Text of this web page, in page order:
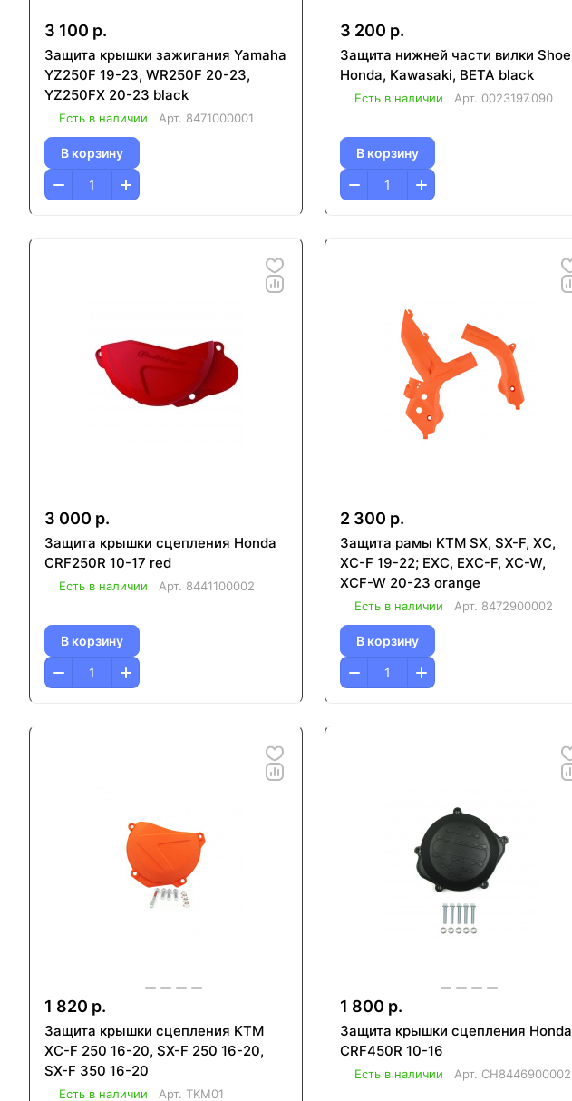
3 100 р.
Защита крышки зажигания Yamaha
YZ250F 19-23, WR250F 20-23,
YZ250FX 20-23 black
Есть в наличии Арт. 8471000001
В корзину
3 200 р.
Защита нижней части вилки Shoe
Honda, Kawasaki, BETA black
Есть в наличии Арт. 0023197.090
В корзину
3 000 р.
Защита крышки сцепления Honda
CRF250R 10-17 red
Есть в наличии Арт. 8441100002
В корзину
2 300 р.
Защита рамы KTM SX, SX-F, XC,
XC-F 19-22; EXC, EXC-F, XC-W,
XCF-W 20-23 orange
Есть в наличии Арт. 8472900002
В корзину
1 820 р.
Защита крышки сцепления KTM
XC-F 250 16-20, SX-F 250 16-20,
SX-F 350 16-20
Есть в наличии Арт. TKM01
1 800 р.
Защита крышки сцепления Honda
CRF450R 10-16
Есть в наличии Арт. CH8446900002